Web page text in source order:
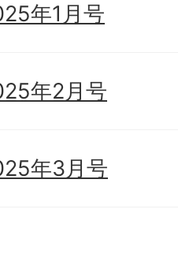
年1月号
年2月号
年3月号